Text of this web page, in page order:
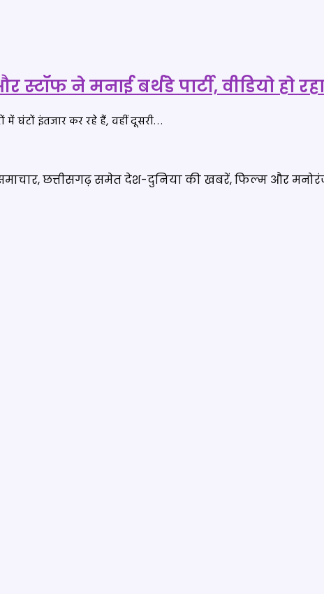
ने मनाई बर्थडे पार्टी, वीडियो हो
घंटों इंतजार कर रहे हैं, वहीं दूसरी…
छत्तीसगढ़ समेत देश-दुनिया की खबरें, फिल्म और